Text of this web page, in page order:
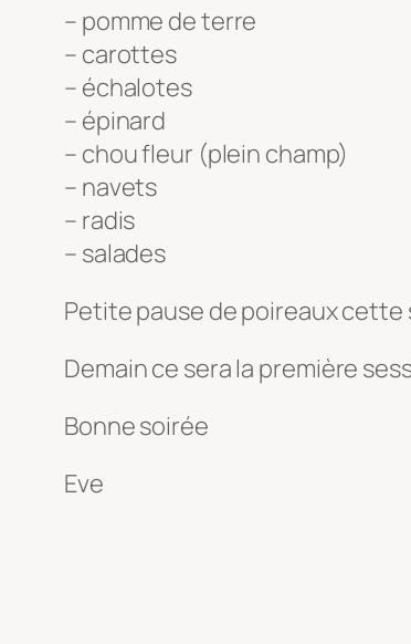
– pomme de terre
– carottes
– échalotes
– épinard
– chou fleur (plein champ)
– navets
– radis
– salades
Petite pause de poireaux cette
Demain ce sera la première
Bonne soirée
Eve